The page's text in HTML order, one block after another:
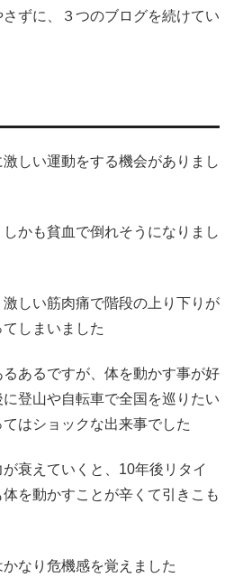
ずに、３つのブログを続けてい
しい運動をする機会がありまし
かも貧血で倒れそうになりまし
しい筋肉痛で階段の上り下りが
しまいました
あるですが、体を動かす事が好
登山や自転車で全国を巡りたい
はショックな出来事でした
衰えていくと、10年後リタイ
を動かすことが辛くて引きこも
なり危機感を覚えました